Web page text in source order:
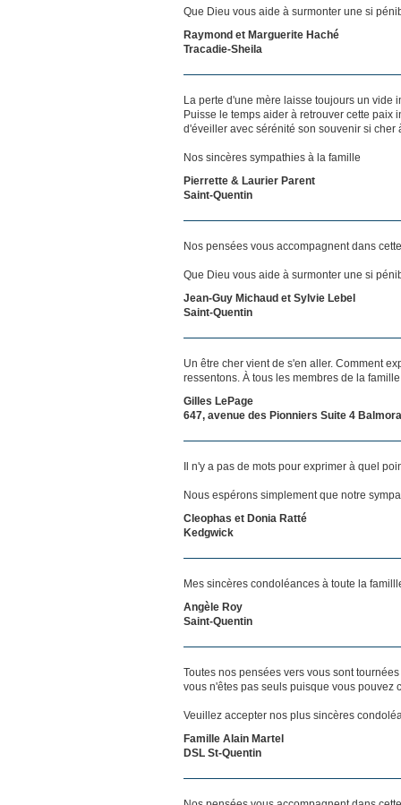
Que Dieu vous aide à surmonter une si
Raymond et Marguerite Haché
Tracadie-Sheila
La perte d'une mère laisse toujours un vide
Puisse le temps aider à retrouver cette paix
d'éveiller avec sérénité son souvenir si cher
Nos sincères sympathies à la famille
Pierrette & Laurier Parent
Saint-Quentin
Nos pensées vous accompagnent dans
Que Dieu vous aide à surmonter une si
Jean-Guy Michaud et Sylvie Lebel
Saint-Quentin
Un être cher vient de s'en aller. Comment
ressentons. À tous les membres de la
Gilles LePage
647, avenue des Pionniers Suite 4
Il n'y a pas de mots pour exprimer à quel
Nous espérons simplement que notre
Cleophas et Donia Ratté
Kedgwick
Mes sincères condoléances à toute la
Angèle Roy
Saint-Quentin
Toutes nos pensées vers vous sont
vous n'êtes pas seuls puisque vous pouvez
Veuillez accepter nos plus sincères
Famille Alain Martel
DSL St-Quentin